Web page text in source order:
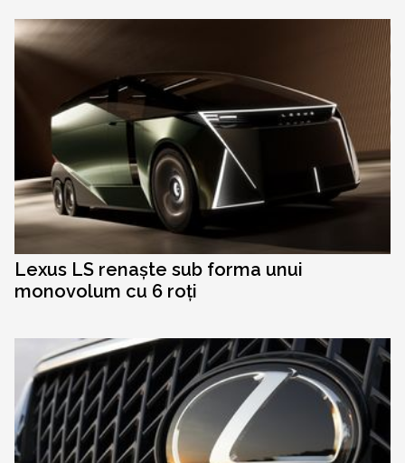
Lexus LS renaște sub forma unui
monovolum cu 6 roți